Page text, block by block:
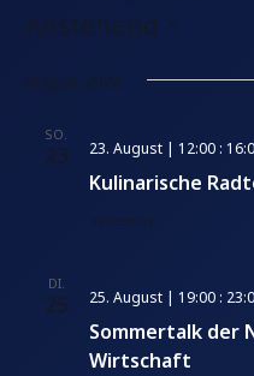
i
e
Anstehend
a
August 2026
SO.
23
Kulinarische
23. August | 12:00:
Kostenlos
DI.
25
Sommertalk der
Wirtschaft
25. August | 19:00: